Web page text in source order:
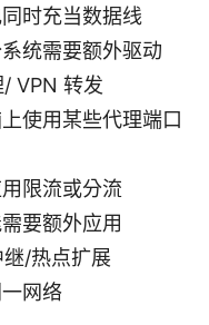
时充当数据线
统需要额外驱动
VPN 转发
使用某些代理端口
限流或分流
要额外应用
/热点扩展
网络